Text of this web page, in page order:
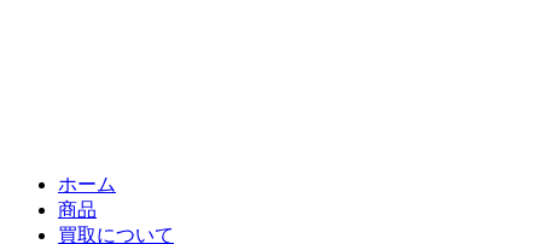
ホーム
商品
買取について